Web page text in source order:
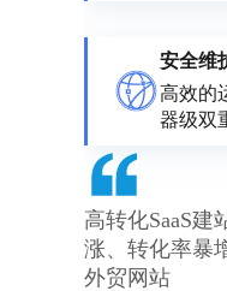
安全维
高效的
器级双
高转化SaaS建
涨、转化率暴
外贸网站